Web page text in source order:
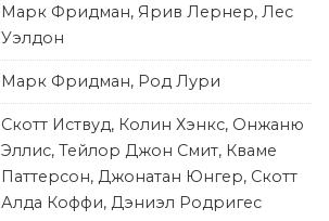
Марк Фридман, Ярив Лернер, Лес
Уэлдон
Марк Фридман, Род Лури
Скотт Иствуд, Колин Хэнкс, Онжаню
Эллис, Тейлор Джон Смит, Кваме
Паттерсон, Джонатан Юнгер, Скотт
Алда Коффи, Дэниэл Родригес